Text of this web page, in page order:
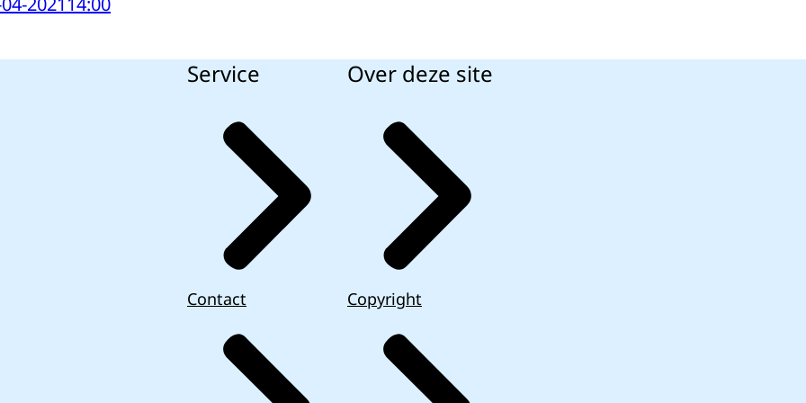
Service
Contact
Over deze site
Copyright